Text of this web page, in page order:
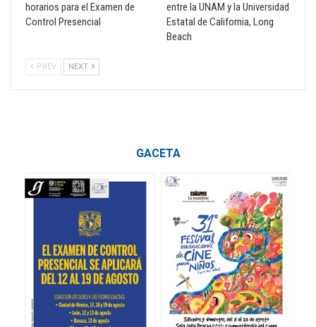
horarios para el Examen de
Control Presencial
entre la UNAM y la Universidad
Estatal de California, Long
Beach
PREV NEXT
GACETA